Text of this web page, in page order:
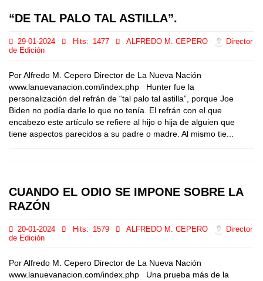
“DE TAL PALO TAL ASTILLA”.
29-01-2024 Hits: 1477 ALFREDO M. CEPERO
Director
de Edición
Por Alfredo M. Cepero Director de La Nueva Nación
www.lanuevanacion.com/index.php Hunter fue la
personalización del refrán de “tal palo tal astilla”, porque Joe
Biden no podía darle lo que no tenía. El refrán con el que
encabezo este artículo se refiere al hijo o hija de alguien que
tiene aspectos parecidos a su padre o madre. Al mismo tie...
CUANDO EL ODIO SE IMPONE SOBRE LA
RAZÓN
20-01-2024 Hits: 1579 ALFREDO M. CEPERO
Director
de Edición
Por Alfredo M. Cepero Director de La Nueva Nación
www.lanuevanacion.com/index.php Una prueba más de la